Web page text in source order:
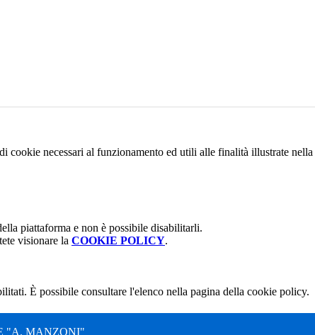
cookie necessari al funzionamento ed utili alle finalità illustrate nella
piattaforma e non è possibile disabilitarli.
visionare la COOKIE POLICY.
È possibile consultare l'elenco nella pagina della cookie policy.
"A. MANZONI"